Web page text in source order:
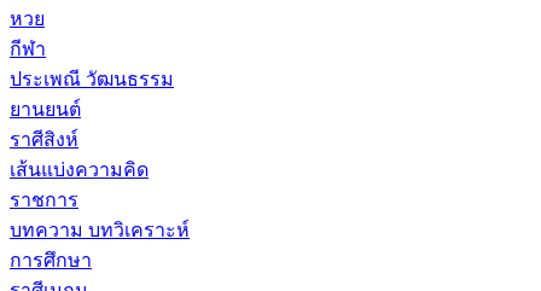
หวย
กีฬา
ประเพณี วัฒนธรรม
ยานยนต์
ราศีสิงห์
เส้นแบ่งความคิด
ราชการ
บทความ บทวิเคราะห์
การศึกษา